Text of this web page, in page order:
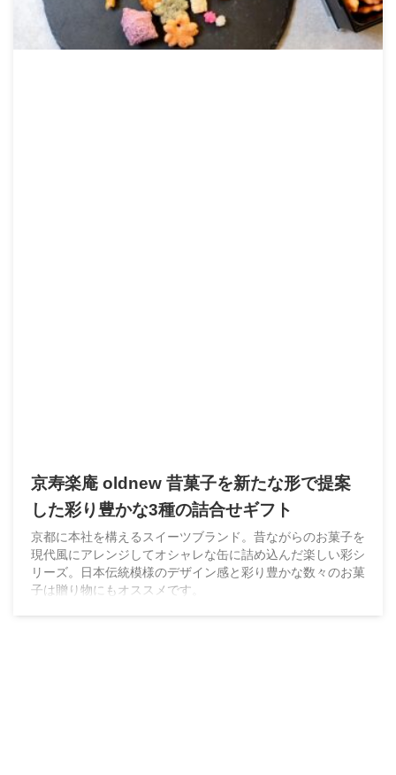
京寿楽庵 oldnew 昔菓子を新たな形で提案
した彩り豊かな3種の詰合せギフト
京都に本社を構えるスイーツブランド。昔ながらのお菓子を
現代風にアレンジしてオシャレな缶に詰め込んだ楽しい彩シ
リーズ。日本伝統模様のデザイン感と彩り豊かな数々のお菓
子は贈り物にもオススメです。